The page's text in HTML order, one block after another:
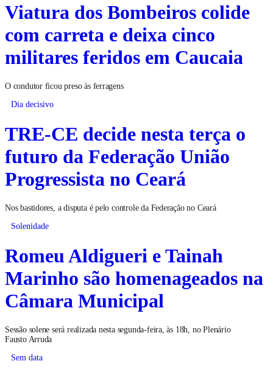
Viatura dos Bombeiros colide
com carreta e deixa cinco
militares feridos em Caucaia
O condutor ficou preso às ferragens
Dia decisivo
TRE-CE decide nesta terça o
futuro da Federação União
Progressista no Ceará
Nos bastidores, a disputa é pelo controle da Federação no Ceará
Solenidade
Romeu Aldigueri e Tainah
Marinho são homenageados na
Câmara Municipal
Sessão solene será realizada nesta segunda-feira, às 18h, no Plenário
Fausto Arruda
Sem data